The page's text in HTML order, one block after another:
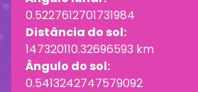
0.5227612701731984
Distância do sol:
147320110.32696593 km
Ângulo do sol:
0.5413242747579092